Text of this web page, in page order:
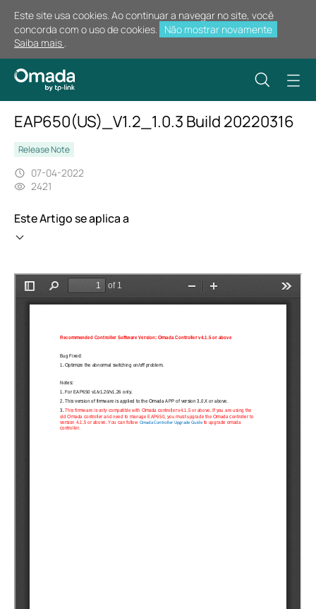
Este site usa cookies. Ao continuar a navegar no site, você
concorda com o uso de cookies.
Não mostrar novamente
Saiba mais .
EAP650(US)_V1.2_1.0.3 Build 20220316
Release Note
07-04-2022
2421
Este Artigo se aplica a